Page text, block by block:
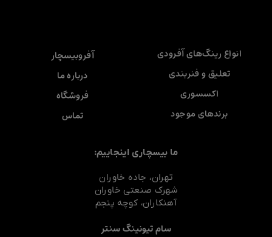
انواع رینگ‌های آفرودی
تعلیق و فنربندی
اکسسوری
برندهای موجود
آفروبیسچار
درباره ما
فروشگاه
تماس
ما بیسچاری اینجاییم:
تهران، جاده خاوران
شهرک صنعتی خاوران
آهنکاران، کوچه پنجم
سام تیونینگ سنتر